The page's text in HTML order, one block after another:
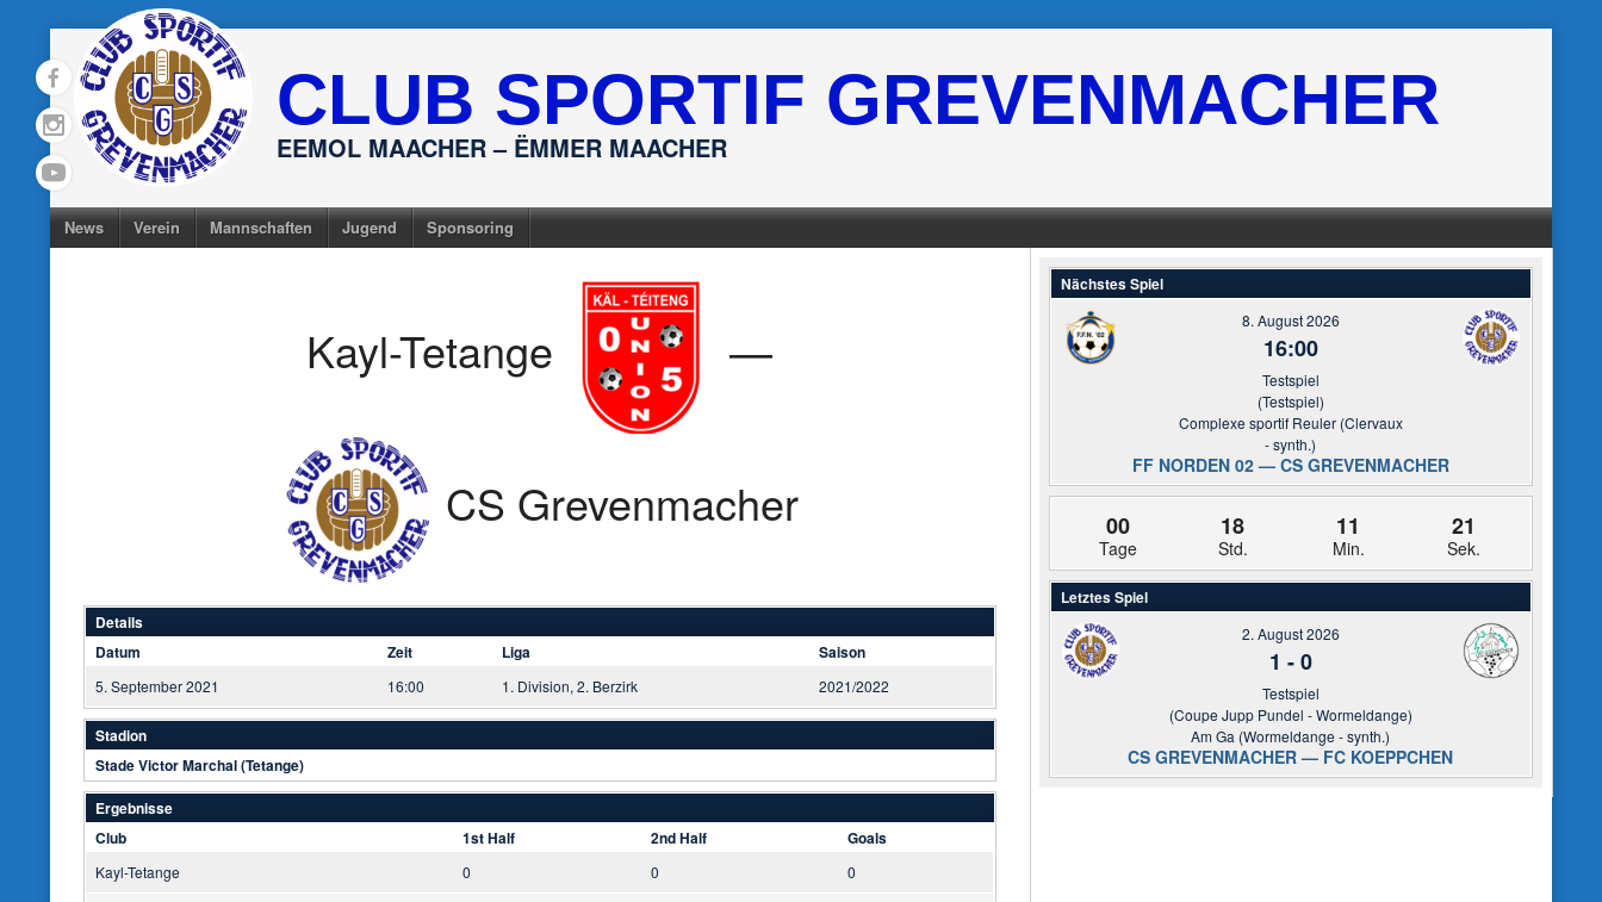
to
content
CLUB SPORTIF GREVENMACHER
EEMOL MAACHER – ËMMER MAACHER
News Verein Mannschaften Jugend Sponsoring
Kayl-Tetange —
CS Grevenmacher
Details
Datum
Zeit Liga Saison
5. September 2021 16:00 1. Division, 2. Berzirk 2021/2022
Stadion
Stade Victor Marchal (Tetange)
Ergebnisse
Club
1st Half 2nd Half Goals
Kayl-Tetange 0 0 0
Nächstes Spiel
8. August 2026
16:00
Testspiel
(Testspiel)
Complexe sportif Reuler (Clervaux
- synth.)
FF NORDEN 02 — CS GREVENMACHER
00
Tage
18
Std.
11
Min.
21
Sek.
Letztes Spiel
2. August 2026
1 -0
Testspiel
(Coupe Jupp Pundel - Wormeldange)
Am Ga (Wormeldange - synth.)
CS GREVENMACHER — FC KOEPPCHEN